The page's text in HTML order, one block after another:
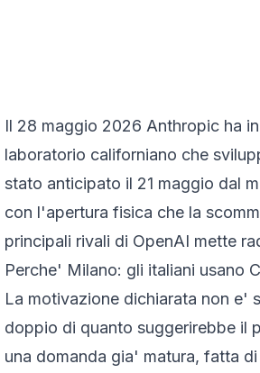
Il 28 maggio 2026 Anthropic ha
laboratorio californiano che
stato anticipato il 21 maggio dal
con l'apertura fisica che la
principali rivali di OpenAI mette
Perche' Milano: gli italiani usano
La motivazione dichiarata non e'
doppio di quanto suggerirebbe il
una domanda gia' matura, fatta